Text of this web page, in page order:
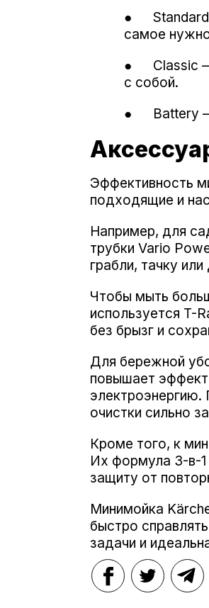
● Standard
самое
● Classic —
с собой.
● Battery —
Эффективность
подходящие и
Например, для
трубки Vario
грабли, тачку
Чтобы мыть
используется T-
без брызг и
Для бережной
повышает
электроэнергию.
очистки сильно
Кроме того, к
Их формула 3-в-1
защиту от
Минимойка
быстро
задачи и